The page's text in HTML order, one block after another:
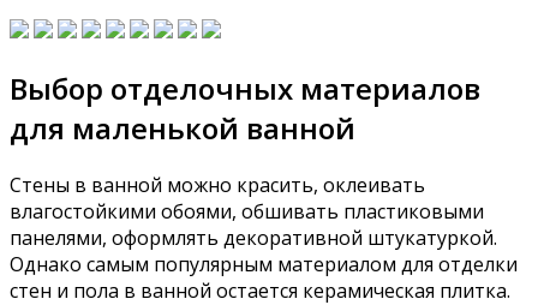
Выбор отделочных материалов
для маленькой ванной
Стены в ванной можно красить, оклеивать
влагостойкими обоями, обшивать пластиковыми
панелями, оформлять декоративной штукатуркой.
Однако самым популярным материалом для отделки
стен и пола в ванной остается керамическая плитка.